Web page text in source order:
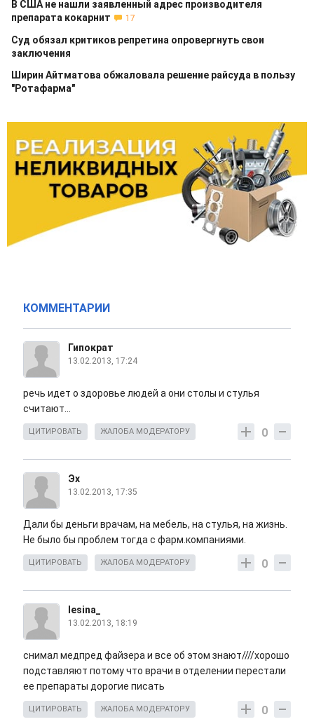
В США не нашли заявленный адрес производителя
препарата кокарнит
17
Суд обязал критиков репретина опровергнуть свои
заключения
Ширин Айтматова обжаловала решение райсуда в пользу
"Ротафарма"
КОММЕНТАРИИ
Гипократ
13.02.2013, 17:24
речь идет о здоровье людей а они столы и стулья
считают...
0
ЦИТИРОВАТЬ ЖАЛОБА МОДЕРАТОРУ
Эх
13.02.2013, 17:35
Дали бы деньги врачам, на мебель, на стулья, на жизнь.
Не было бы проблем тогда с фарм.компаниями.
0
ЦИТИРОВАТЬ ЖАЛОБА МОДЕРАТОРУ
lesina_
13.02.2013, 18:19
снимал медпред файзера и все об этом знают////хорошо
подставляют потому что врачи в отделении перестали
ее препараты дорогие писать
0
ЦИТИРОВАТЬ ЖАЛОБА МОДЕРАТОРУ